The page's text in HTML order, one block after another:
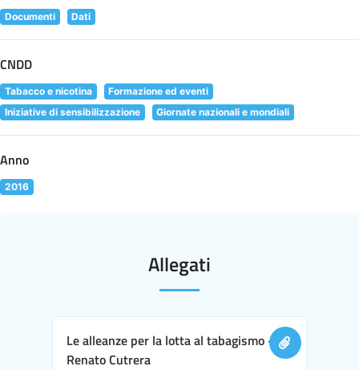
Documenti Dati
CNDD
Tabacco e nicotina
Formazione ed eventi
Iniziative di sensibilizzazione
Giornate nazionali e mondiali
Anno
2016
Allegati
Le alleanze per la lotta al tabagismo -
Renato Cutrera